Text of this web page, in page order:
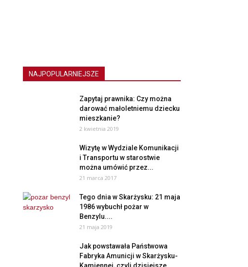
NAJPOPULARNIEJSZE
Zapytaj prawnika: Czy można
darować małoletniemu dziecku
mieszkanie?
2 kwietnia 2019
Wizytę w Wydziale Komunikacji
i Transportu w starostwie
można umówić przez...
21 marca 2017
Tego dnia w Skarżysku: 21 maja
1986 wybuchł pożar w
Benzylu....
21 maja 2019
Jak powstawała Państwowa
Fabryka Amunicji w Skarżysku-